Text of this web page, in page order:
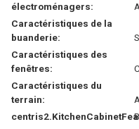
électroménagers:
Caractéristiques de la
buanderie:
Caractéristiques des
fenêtres:
Caractéristiques du
terrain: